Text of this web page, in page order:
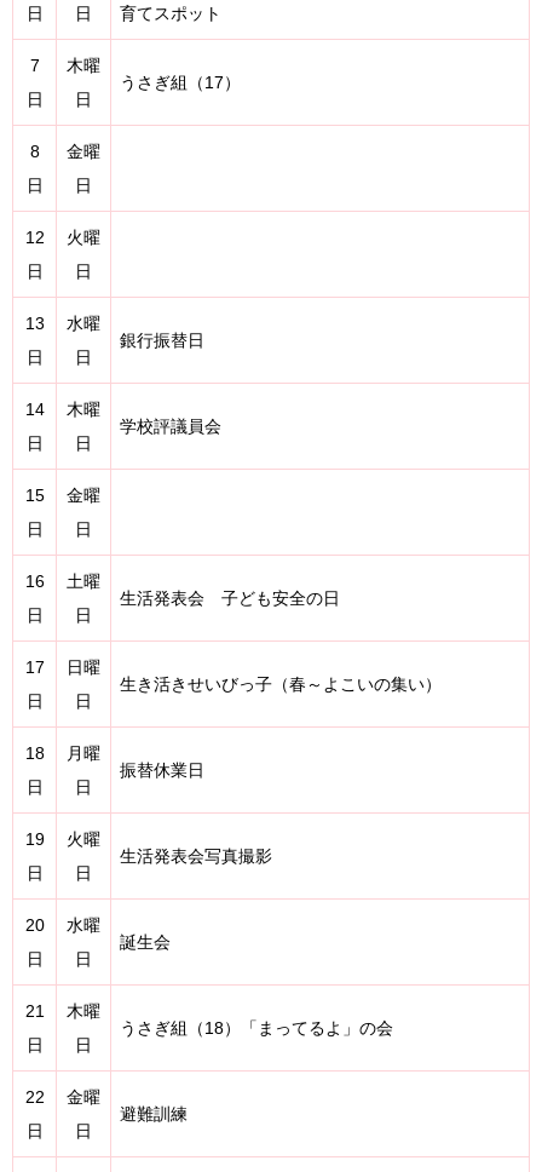
日
日
育てスポット
7
日
木曜
日
うさぎ組（17）
8
日
金曜
日
12
日
火曜
日
13
日
水曜
日
銀行振替日
14
日
木曜
日
学校評議員会
15
日
金曜
日
16
日
土曜
日
生活発表会 子ども安全の日
17
日
日曜
日
生き活きせいびっ子（春～よこいの集い）
18
日
月曜
日
振替休業日
19
日
火曜
日
生活発表会写真撮影
20
日
水曜
日
誕生会
21
日
木曜
日
うさぎ組（18）「まってるよ」の会
22
日
金曜
日
避難訓練